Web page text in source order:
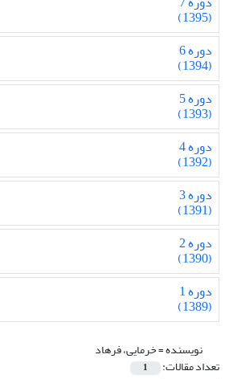
(1395)
دوره 6
(1394)
دوره 5
(1393)
دوره 4
(1392)
دوره 3
(1391)
دوره 2
(1390)
دوره 1
(1389)
نویسنده =خرمایی، فرهاد
تعداد مقالات: 1